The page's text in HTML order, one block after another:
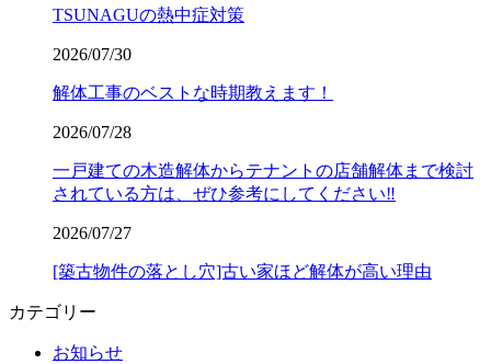
TSUNAGUの熱中症対策
2026/07/30
解体工事のベストな時期教えます！
2026/07/28
一戸建ての木造解体からテナントの店舗解体まで検討
されている方は、ぜひ参考にしてください‼️
2026/07/27
[築古物件の落とし穴]古い家ほど解体が高い理由
カテゴリー
お知らせ